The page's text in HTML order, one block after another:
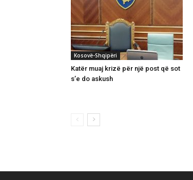
Kosovë-Shqipëri
Katër muaj krizë për një post që sot
s’e do askush